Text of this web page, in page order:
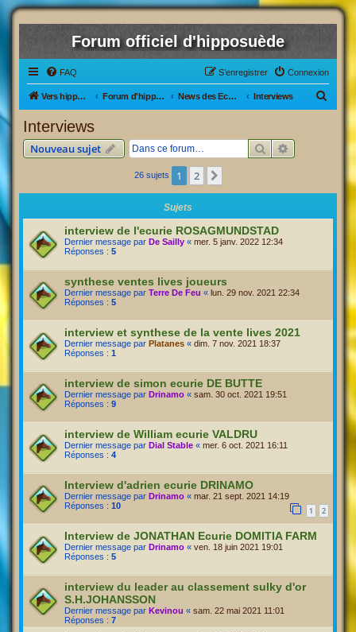
Forum officiel d'hipposuède
FAQ Connexion
S’enregistrer
Vers hipposuède, le jeu ! Forum d'hipposuède News des Ecuries Interviews
r
Interviews
Nouveau sujet RechercherRecherche
26 sujets 1 2
Sujets
interview de l'ecurie ROSAGMUNDSTAD
Dernier message par De Sailly « mer. 5 janv. 2022 12:34
Réponses : 5
synthese ventes lives joueurs
Dernier message par Terre De Feu « lun. 29 nov. 2021 22:34
Réponses : 5
interview et synthese de la vente lives 2021
Dernier message par Platanes « dim. 7 nov. 2021 18:37
Réponses : 1
interview de simon ecurie DE BUTTE
Dernier message par Drinamo « sam. 30 oct. 2021 19:51
Réponses : 9
interview de William ecurie VALDRU
Dernier message par Dial Stable « mer. 6 oct. 2021 16:11
Réponses : 4
Interview d'adrien ecurie DRINAMO
Dernier message par Drinamo « mar. 21 sept. 2021 14:19
Réponses : 10 1 2
Interview de JONATHAN Ecurie DOMITIA FARM
Dernier message par Drinamo « ven. 18 juin 2021 19:01
Réponses : 5
interview du leader au classement sulky d'or
S.H.JOHANSSON
Dernier message par Kevinou « sam. 22 mai 2021 11:01
Réponses : 7